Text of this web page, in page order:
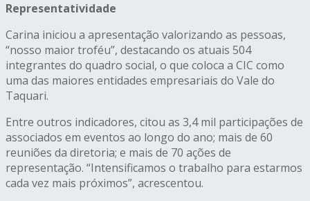
Representatividade
Carina iniciou a apresentação valorizando as pessoas,
“nosso maior troféu”, destacando os atuais 504
integrantes do quadro social, o que coloca a CIC como
uma das maiores entidades empresariais do Vale do
Taquari.
Entre outros indicadores, citou as 3,4 mil participações de
associados em eventos ao longo do ano; mais de 60
reuniões da diretoria; e mais de 70 ações de
representação. “Intensificamos o trabalho para estarmos
cada vez mais próximos”, acrescentou.